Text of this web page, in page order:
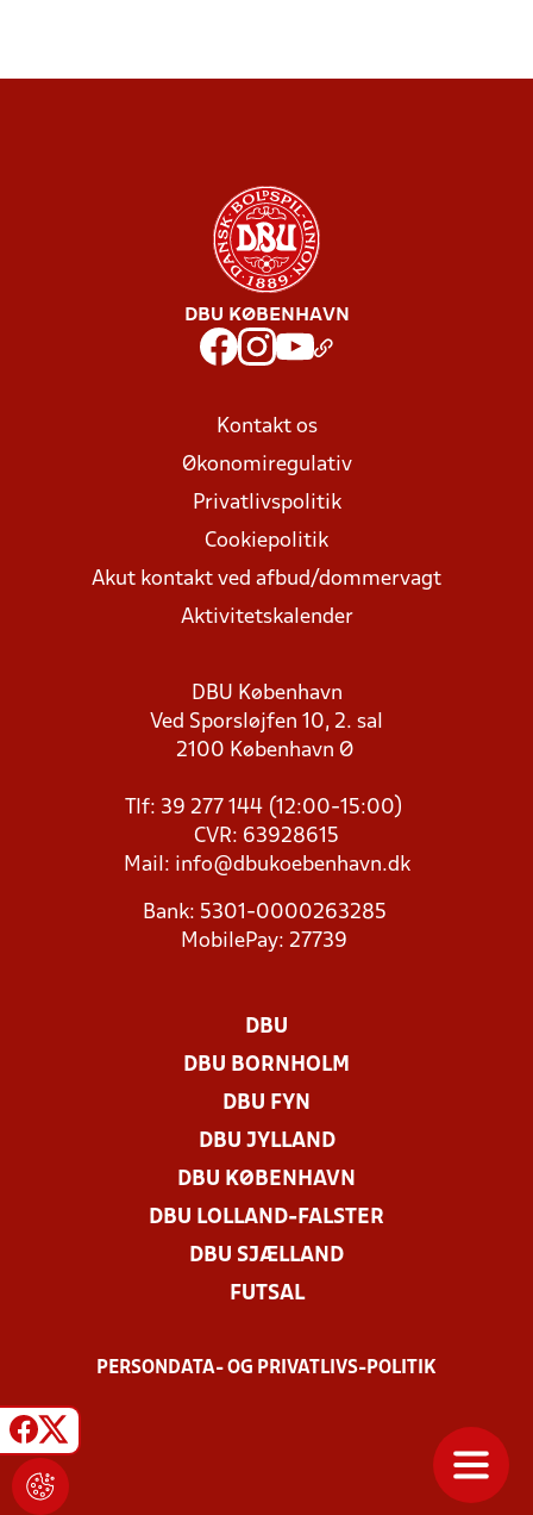
DBU KØBENHAVN
Kontakt os
Økonomiregulativ
Privatlivspolitik
Cookiepolitik
Akut kontakt ved afbud/dommervagt
Aktivitetskalender
DBU København
Ved Sporsløjfen 10, 2. sal
2100 København Ø
Tlf: 39 277 144 (12:00-15:00)
CVR: 63928615
Mail: info@dbukoebenhavn.dk
Bank: 5301-0000263285
MobilePay: 27739
DBU
DBU BORNHOLM
DBU FYN
DBU JYLLAND
DBU KØBENHAVN
DBU LOLLAND-FALSTER
DBU SJÆLLAND
FUTSAL
PERSONDATA- OG PRIVATLIVS-POLITIK